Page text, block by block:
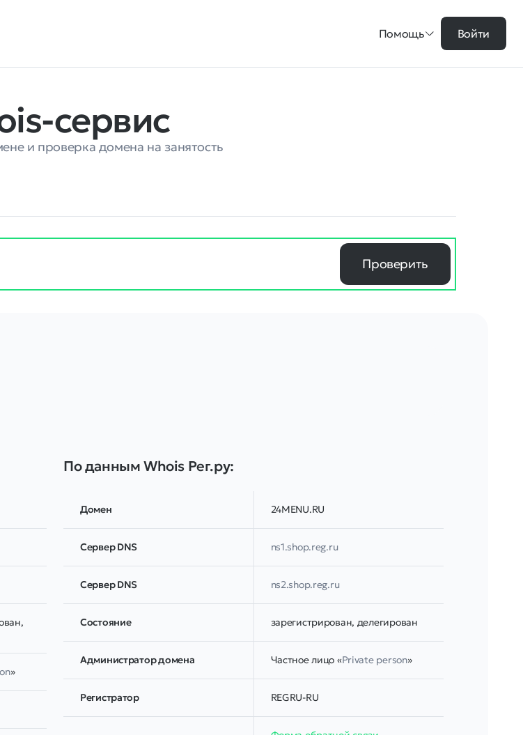
Помощь Войти
сервис
и проверка домена на занятость
Проверить
»
По данным Whois Рег.ру:
Домен 24MENU.RU
Сервер DNS ns1.shop.reg.ru
Сервер DNS ns2.shop.reg.ru
Соcтояние зарегистрирован, делегирован
Администратор домена Частное лицо «Private person»
Регистратор REGRU-RU